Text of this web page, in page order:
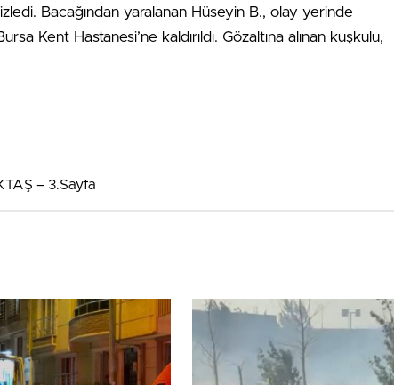
Bacağından yaralanan Hüseyin B., olay yerinde
Kent Hastanesi’ne kaldırıldı. Gözaltına alınan kuşkulu,
– 3.Sayfa